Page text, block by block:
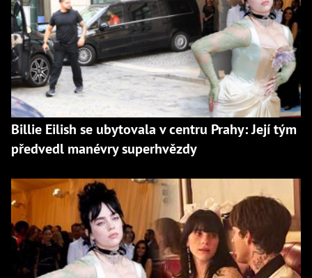
Billie Eilish se ubytovala v centru Prahy: Její tým
předvedl manévry superhvězdy